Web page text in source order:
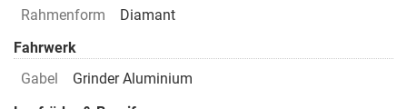
Rahmenform
Diamant
Fahrwerk
Gabel
Grinder Aluminium